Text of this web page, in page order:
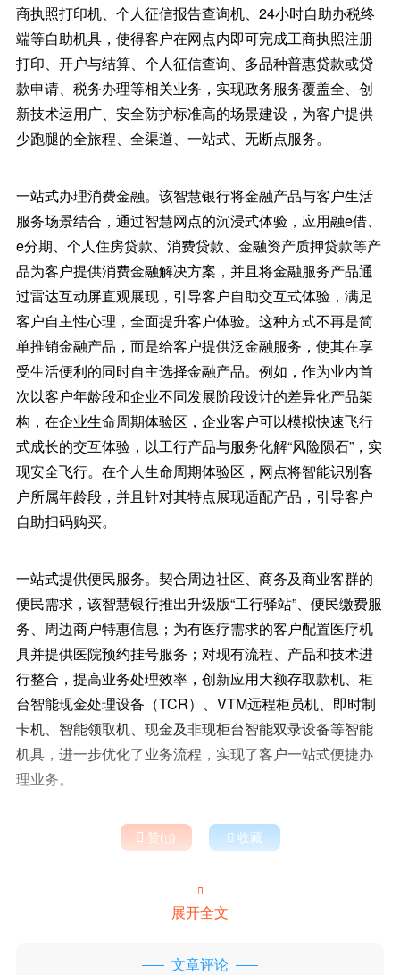
商执照打印机、个人征信报告查询机、24小时自助办税终
端等自助机具，使得客户在网点内即可完成工商执照注册
打印、开户与结算、个人征信查询、多品种普惠贷款或贷
款申请、税务办理等相关业务，实现政务服务覆盖全、创
新技术运用广、安全防护标准高的场景建设，为客户提供
少跑腿的全旅程、全渠道、一站式、无断点服务。
一站式办理消费金融。该智慧银行将金融产品与客户生活
服务场景结合，通过智慧网点的沉浸式体验，应用融e借、
e分期、个人住房贷款、消费贷款、金融资产质押贷款等产
品为客户提供消费金融解决方案，并且将金融服务产品通
过雷达互动屏直观展现，引导客户自助交互式体验，满足
客户自主性心理，全面提升客户体验。这种方式不再是简
单推销金融产品，而是给客户提供泛金融服务，使其在享
受生活便利的同时自主选择金融产品。例如，作为业内首
次以客户年龄段和企业不同发展阶段设计的差异化产品架
构，在企业生命周期体验区，企业客户可以模拟快速飞行
式成长的交互体验，以工行产品与服务化解“风险陨石”，实
现安全飞行。在个人生命周期体验区，网点将智能识别客
户所属年龄段，并且针对其特点展现适配产品，引导客户
自助扫码购买。
一站式提供便民服务。契合周边社区、商务及商业客群的
便民需求，该智慧银行推出升级版“工行驿站”、便民缴费服
务、周边商户特惠信息；为有医疗需求的客户配置医疗机
具并提供医院预约挂号服务；对现有流程、产品和技术进
行整合，提高业务处理效率，创新应用大额存取款机、柜
台智能现金处理设备（TCR）、VTM远程柜员机、即时制
卡机、智能领取机、现金及非现柜台智能双录设备等智能
机具，进一步优化了业务流程，实现了客户一站式便捷办
理业务。
 赞()  收藏

展开全文
文章评论